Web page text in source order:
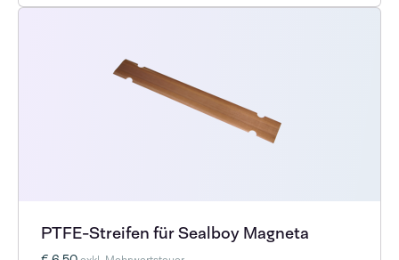
PTFE-Streifen für Sealboy Magneta